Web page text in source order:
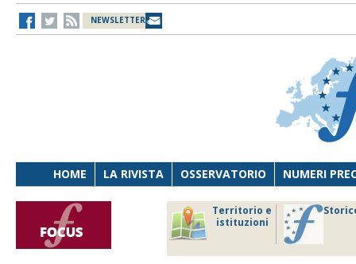
NEWSLETTER
HOME LA RIVISTA OSSERVATORIO NUMERI
Territorio e
istituzioni